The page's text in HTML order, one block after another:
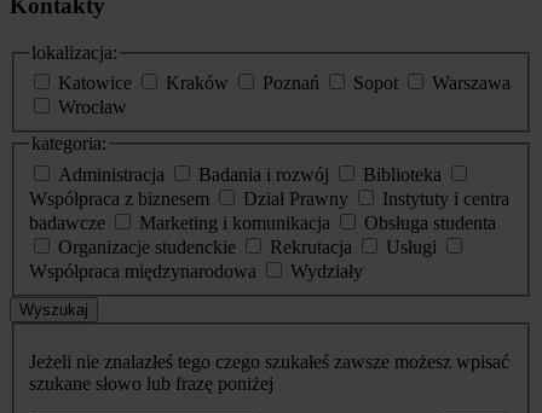
Kontakty
lokalizacja:
Katowice
Kraków Poznań Sopot
Warszawa
Wrocław
kategoria:
Administracja
Badania i rozwój
Biblioteka
Współpraca z biznesem
Dział Prawny
Instytuty i centra
badawcze
Marketing i komunikacja
Obsługa studenta
Organizacje studenckie
Rekrutacja
Usługi
Współpraca międzynarodowa
Wydziały
Wyszukaj
Jeżeli nie znalazłeś tego czego szukałeś zawsze możesz wpisać
szukane słowo lub frazę poniżej